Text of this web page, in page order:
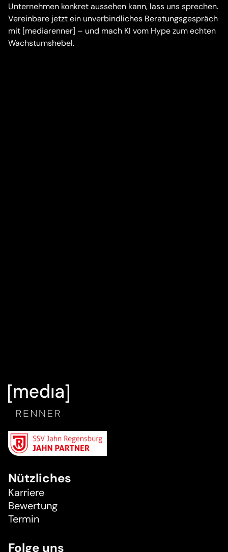
Unternehmen konkret aussehen kann, lass uns sprechen.
Vereinbare jetzt ein unverbindliches Beratungsgespräch
mit [mediarenner] – und mach KI vom Hype zum echten
Wachstumshebel.
Nützliches
Karriere
Bewertung
Termin
Folge uns